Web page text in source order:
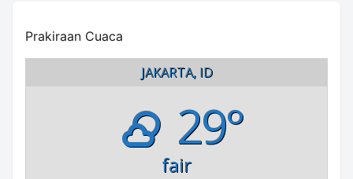
Prakiraan Cuaca
JAKARTA, ID
29°
fair